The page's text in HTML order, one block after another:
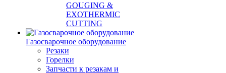
GOUGING &
EXOTHERMIC
CUTTING
Газосварочное оборудование
Резаки
Горелки
Запчасти к резакам и